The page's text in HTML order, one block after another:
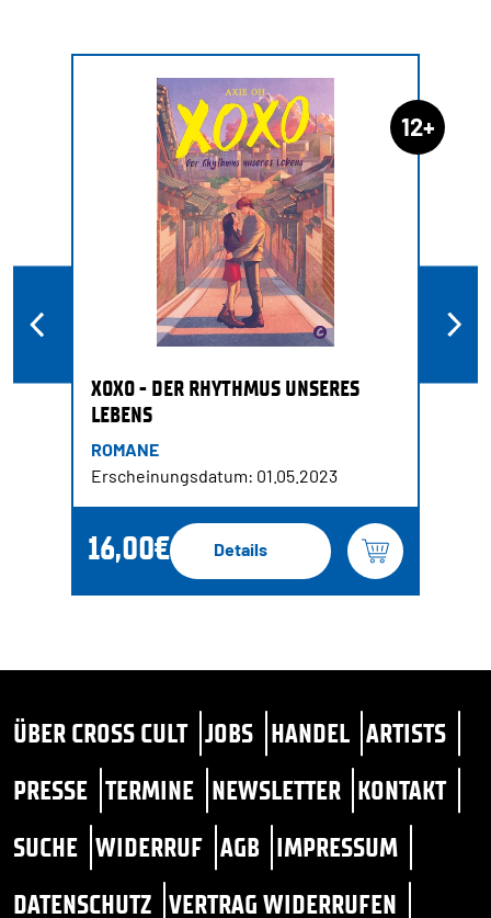
12+
XOXO - DER RHYTHMUS UNSERES
LEBENS
ROMANE
Erscheinungsdatum: 01.05.2023
16,00€ Details
ÜBER CROSS CULT JOBS HANDEL ARTISTS
PRESSE TERMINE NEWSLETTER KONTAKT
SUCHE WIDERRUF AGB IMPRESSUM
DATENSCHUTZ VERTRAG WIDERRUFEN